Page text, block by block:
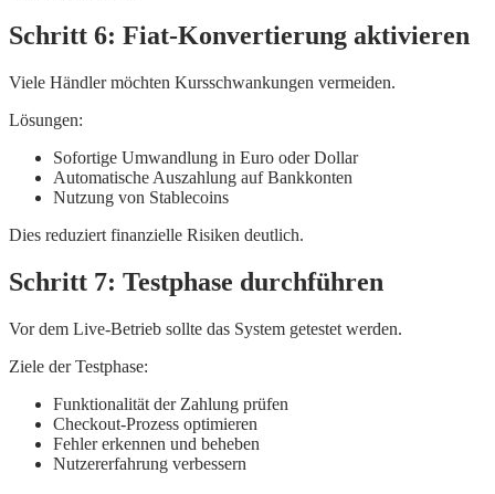
Schritt 6: Fiat-Konvertierung aktivieren
Viele Händler möchten Kursschwankungen vermeiden.
Lösungen:
Sofortige Umwandlung in Euro oder Dollar
Automatische Auszahlung auf Bankkonten
Nutzung von Stablecoins
Dies reduziert finanzielle Risiken deutlich.
Schritt 7: Testphase durchführen
Vor dem Live-Betrieb sollte das System getestet werden.
Ziele der Testphase:
Funktionalität der Zahlung prüfen
Checkout-Prozess optimieren
Fehler erkennen und beheben
Nutzererfahrung verbessern